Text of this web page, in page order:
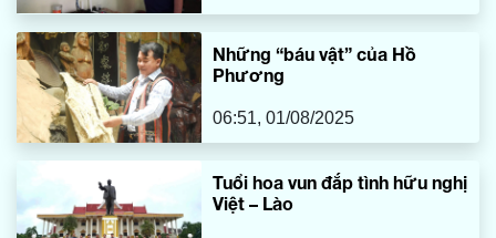
Những “báu vật” của Hồ
Phương
06:51, 01/08/2025
Tuổi hoa vun đắp tình hữu nghị
Việt – Lào